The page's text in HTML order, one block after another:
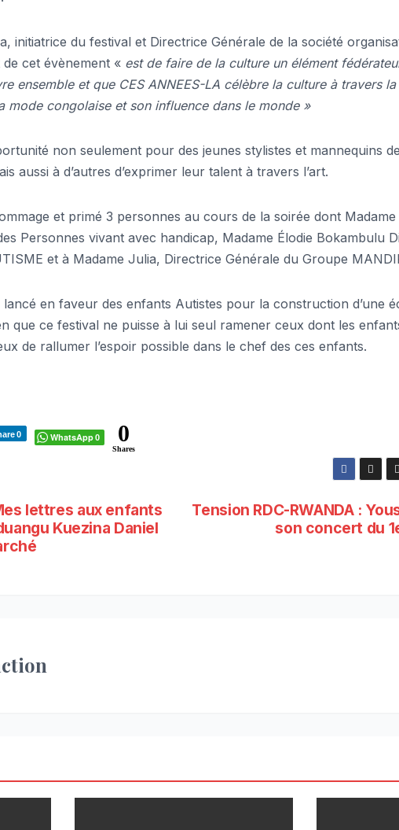
initiatrice du festival et Directrice Générale de la société
cet évènement « est de faire de la culture un élément
ensemble et que CES ANNEES-LA célèbre la culture à travers
mode congolaise et son influence dans le monde »
non seulement pour des jeunes stylistes et mannequins
aussi à d’autres d’exprimer leur talent à travers l’art.
et primé 3 personnes au cours de la soirée dont
Personnes vivant avec handicap, Madame Élodie Bokambulu
et à Madame Julia, Directrice Générale du Groupe
en faveur des enfants Autistes pour la construction d’une
que ce festival ne puisse à lui seul ramener ceux dont les
de rallumer l’espoir possible dans le chef des ces enfants.
0 WhatsApp0 0
Shares
Tension RDC-RWANDA :
son concert du
lettres aux enfants
Kuezina Daniel